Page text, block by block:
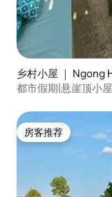
乡村小屋 ｜ Ngong
都市假期|悬崖顶小屋
房客推荐
房客推荐